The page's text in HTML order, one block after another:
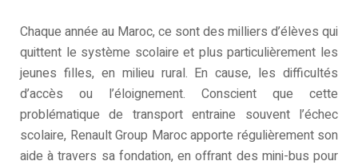
Chaque année au Maroc, ce sont des milliers d’élèves qui
quittent le système scolaire et plus particulièrement les
jeunes filles, en milieu rural. En cause, les difficultés
d’accès ou l’éloignement. Conscient que cette
problématique de transport entraine souvent l’échec
scolaire, Renault Group Maroc apporte régulièrement son
aide à travers sa fondation, en offrant des mini-bus pour